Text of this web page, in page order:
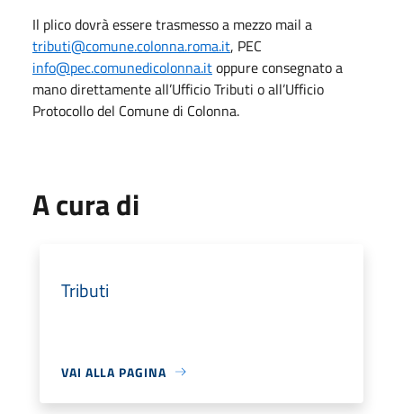
Il plico dovrà essere trasmesso a mezzo mail a
tributi@comune.colonna.roma.it, PEC
info@pec.comunedicolonna.itoppure consegnato a
mano direttamente all’Ufficio Tributi o all’Ufficio
Protocollo del Comune di Colonna.
A cura di
Tributi
VAI ALLA PAGINA